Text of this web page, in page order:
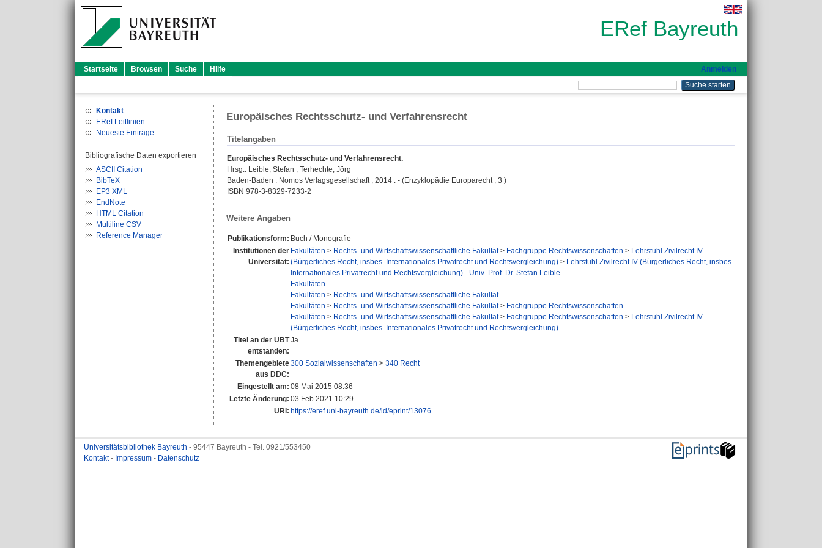
ERef Bayreuth
Startseite Browsen Suche Hilfe Anmelden
Kontakt
ERef Leitlinien
Neueste Einträge
Bibliografische Daten exportieren
ASCII Citation
BibTeX
EP3 XML
EndNote
HTML Citation
Multiline CSV
Reference Manager
Europäisches Rechtsschutz- und Verfahrensrecht
Titelangaben
Europäisches Rechtsschutz- und Verfahrensrecht.
Hrsg.: Leible, Stefan ; Terhechte, Jörg
Baden-Baden : Nomos Verlagsgesellschaft , 2014 . - (Enzyklopädie Europarecht ; 3 )
ISBN 978-3-8329-7233-2
Weitere Angaben
Publikationsform: Buch / Monografie
Institutionen der
Universität:
Fakultäten > Rechts- und Wirtschaftswissenschaftliche Fakultät> Fachgruppe Rechtswissenschaften > Lehrstuhl Zivilrecht IV
(Bürgerliches Recht, insbes. Internationales Privatrecht und Rechtsvergleichung) > Lehrstuhl Zivilrecht IV (Bürgerliches Recht, insbes.
Internationales Privatrecht und Rechtsvergleichung) - Univ.-Prof. Dr. Stefan Leible
Fakultäten
Fakultäten > Rechts- und Wirtschaftswissenschaftliche Fakultät
Fakultäten > Rechts- und Wirtschaftswissenschaftliche Fakultät> Fachgruppe Rechtswissenschaften
Fakultäten > Rechts- und Wirtschaftswissenschaftliche Fakultät> Fachgruppe Rechtswissenschaften > Lehrstuhl Zivilrecht IV
(Bürgerliches Recht, insbes. Internationales Privatrecht und Rechtsvergleichung)
Titel an der UBT
entstanden:
Ja
Themengebiete
aus DDC:
300 Sozialwissenschaften > 340 Recht
Eingestellt am: 08 Mai 2015 08:36
Letzte Änderung: 03 Feb 2021 10:29
URI: https://eref.uni-bayreuth.de/id/eprint/13076
Universitätsbibliothek Bayreuth - 95447 Bayreuth - Tel. 0921/553450
Kontakt- Impressum - Datenschutz